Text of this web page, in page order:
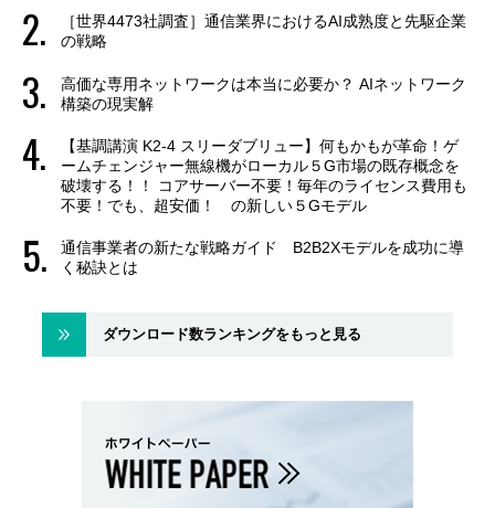
［世界4473社調査］通信業界におけるAI成熟度と先駆企業
の戦略
高価な専用ネットワークは本当に必要か？ AIネットワーク
構築の現実解
【基調講演 K2-4 スリーダブリュー】何もかもが革命！ゲ
ームチェンジャー無線機がローカル５G市場の既存概念を
破壊する！！ コアサーバー不要！毎年のライセンス費用も
不要！でも、超安価！ の新しい５Gモデル
通信事業者の新たな戦略ガイド B2B2Xモデルを成功に導
く秘訣とは
ダウンロード数ランキングをもっと見る